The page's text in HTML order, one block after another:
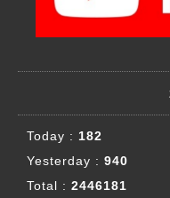
Today : 182
Yesterday : 940
Total : 2446181